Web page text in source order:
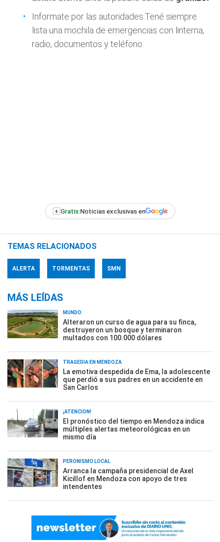
Informate por las autoridades.Tené siempre
lista una mochila de emergencias con linterna,
radio, documentos y teléfono.
+ Gratis:Noticias exclusivas en
TEMAS RELACIONADOS
ALERTA TORMENTAS SMN
MÁS LEÍDAS
MUNDO
Alteraron un curso de agua para su finca,
destruyeron un bosque y terminaron
multados con 100.000 dólares
TRAGEDIA EN MENDOZA
La emotiva despedida de Ema, la adolescente
que perdió a sus padres en un accidente en
San Carlos
¡ATENCIÓN!
El pronóstico del tiempo en Mendoza indica
múltiples alertas meteorológicas en un
mismo día
PERONISMO LOCAL
Arranca la campaña presidencial de Axel
Kicillof en Mendoza con apoyo de tres
intendentes